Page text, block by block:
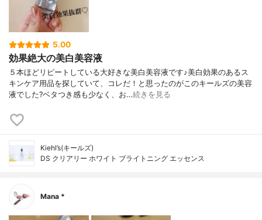
5.00
効果絶大の美白美容液
５本ほどリピートしている大好きな美白美容液です♪美白効果のあるス
キンケア用品を探していて、コレだ！と思ったのがこのキールズの美容
液でした?ベタつき感も少なく、お…続きを見る
Kiehl’s(キールズ)
DS クリアリー ホワイト ブライトニング エッセンス
Mana *